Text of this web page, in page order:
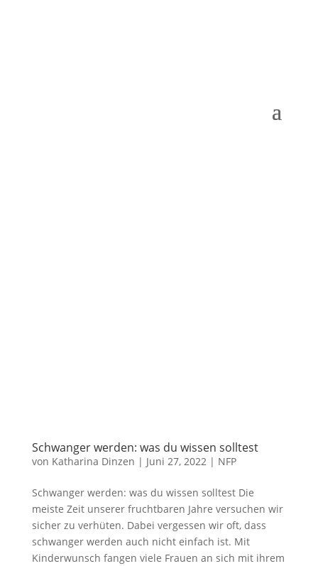
Schwanger werden: was du wissen solltest
von Katharina Dinzen | Juni 27, 2022| NFP
Schwanger werden: was du wissen solltest Die
meiste Zeit unserer fruchtbaren Jahre versuchen wir
sicher zu verhüten. Dabei vergessen wir oft, dass
schwanger werden auch nicht einfach ist. Mit
Kinderwunsch fangen viele Frauen an sich mit ihrem